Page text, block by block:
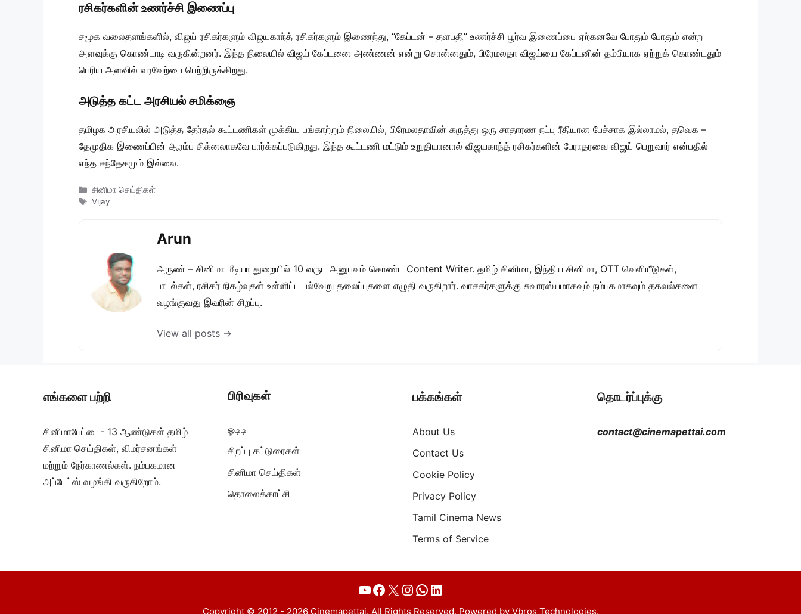
ரசிகர்களின் உணர்ச்சி இணைப்பு
சமூக வலைதளங்களில், விஜய் ரசிகர்களும் விஜயகாந்த் ரசிகர்களும் இணைந்து, “கேப்டன் – தளபதி” உணர்ச்சி பூர்வ இணைப்பை ஏற்கனவே போதும் போதும் என்ற
அளவுக்கு கொண்டாடி வருகின்றனர். இந்த நிலையில் விஜய் கேப்டனை அண்ணன் என்று சொன்னதும், பிரேமலதா விஜய்யை கேப்டனின் தம்பியாக ஏற்றுக் கொண்டதும்
பெரிய அளவில் வரவேற்பை பெற்றிருக்கிறது.
அடுத்த கட்ட அரசியல் சமிக்ஞை
தமிழக அரசியலில் அடுத்த தேர்தல் கூட்டணிகள் முக்கிய பங்காற்றும் நிலையில், பிரேமலதாவின் கருத்து ஒரு சாதாரண நட்பு ரீதியான பேச்சாக இல்லாமல், தவெக –
தேமுதிக இணைப்பின் ஆரம்ப சிக்னலாகவே பார்க்கப்படுகிறது. இந்த கூட்டணி மட்டும் உறுதியானால் விஜயகாந்த் ரசிகர்களின் பேராதரவை விஜய் பெறுவார் என்பதில்
எந்த சந்தேகமும் இல்லை.
Categories
சினிமா செய்திகள்
Tags
Vijay
Arun
அருண் – சினிமா மீடியா துறையில் 10 வருட அனுபவம் கொண்ட Content Writer. தமிழ் சினிமா, இந்திய சினிமா, OTT வெளியீடுகள்,
பாடல்கள், ரசிகர் நிகழ்வுகள் உள்ளிட்ட பல்வேறு தலைப்புகளை எழுதி வருகிறார். வாசகர்களுக்கு சுவாரஸ்யமாகவும் நம்பகமாகவும் தகவல்களை
வழங்குவது இவரின் சிறப்பு.
View all posts →
எங்களை பற்றி
சினிமாபேட்டை- 13 ஆண்டுகள் தமிழ்
சினிமா செய்திகள், விமர்சனங்கள்
மற்றும் நேர்காணல்கள். நம்பகமான
அப்டேட்ஸ் வழங்கி வருகிறோம்.
பிரிவுகள்
ஓடிடி
சிறப்பு கட்டுரைகள்
சினிமா செய்திகள்
தொலைக்காட்சி
பக்கங்கள்
About Us
Contact Us
Cookie Policy
Privacy Policy
Tamil Cinema News
Terms of Service
தொடர்ப்புக்கு
contact@cinemapettai.com
YouTube
Facebook
X Instagram
WhatsApp
LinkedIn
Copyright © 2012 - 2026 Cinemapettai. All Rights Reserved. Powered by Vbros Technologies.